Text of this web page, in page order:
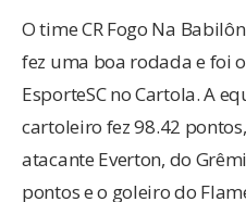
O time CR Fogo Na
fez uma boa rodada e foi
EsporteSC no Cartola. A
cartoleiro fez 98.42
atacante Everton, do
pontos e o goleiro do